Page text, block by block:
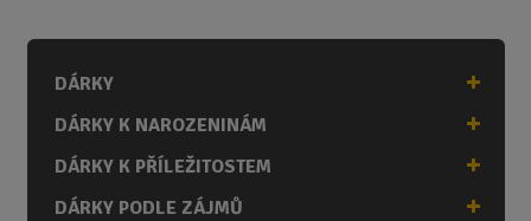
DÁRKY
DÁRKY K NAROZENINÁM
DÁRKY K PŘÍLEŽITOSTEM
DÁRKY PODLE ZÁJMŮ